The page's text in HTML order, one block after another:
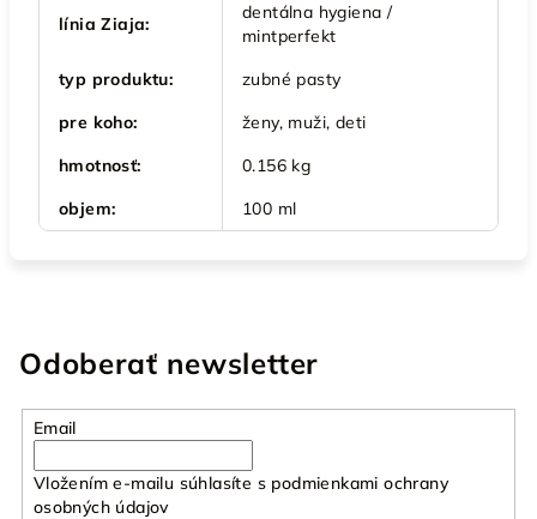
línia Ziaja:
dentálna hygiena /
mintperfekt
typ produktu:
zubné pasty
pre koho:
ženy, muži, deti
hmotnosť:
0.156 kg
objem: 100 ml
Odoberať newsletter
Email
Vložením e-mailu súhlasíte s podmienkami ochrany
osobných údajov